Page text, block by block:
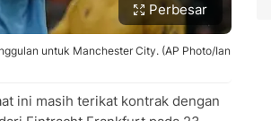
Perbesar
untuk Manchester City. (AP Photo/Ian
ini masih terikat kontrak dengan